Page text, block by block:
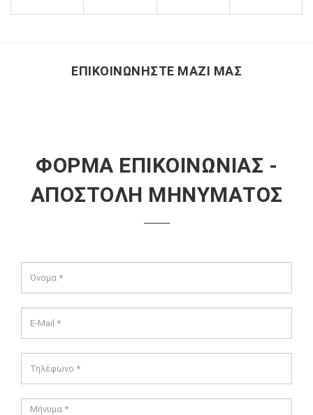
ΕΠΙΚΟΙΝΩΝΗΣΤΕ ΜΑΖΙ ΜΑΣ
ΦΟΡΜΑ ΕΠΙΚΟΙΝΩΝΙΑΣ -
ΑΠΟΣΤΟΛΗ ΜΗΝΥΜΑΤΟΣ